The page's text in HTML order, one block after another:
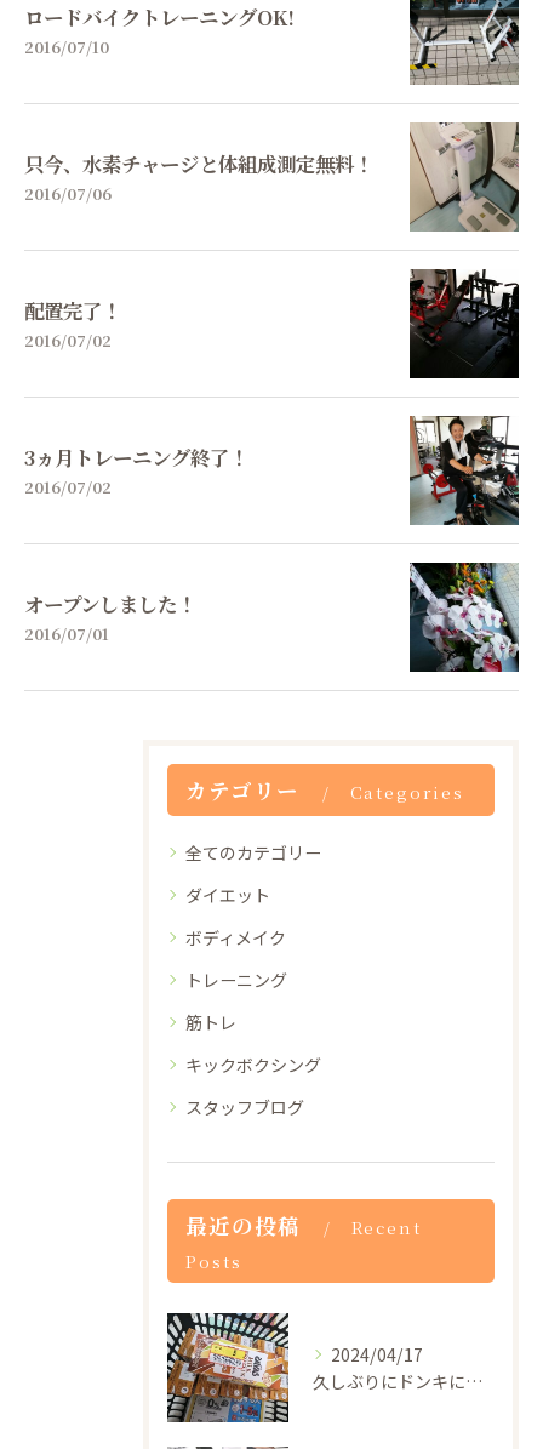
ロードバイクトレーニングOK!
2016/07/10
只今、水素チャージと体組成測定無料！
2016/07/06
配置完了！
2016/07/02
3ヵ月トレーニング終了！
2016/07/02
オープンしました！
2016/07/01
カテゴリー Categories
全てのカテゴリー
ダイエット
ボディメイク
トレーニング
筋トレ
キックボクシング
スタッフブログ
最近の投稿
Recent
Posts
2024/04/17
久しぶりにドンキに行ったらザバスのプロテインドリンクが1本5...